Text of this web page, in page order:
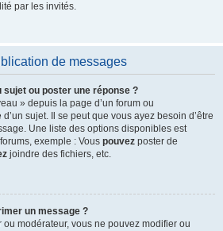
par les invités.
de messages
ou poster une réponse ?
» depuis la page d’un forum ou
sujet. Il se peut que vous ayez besoin d’être
Une liste des options disponibles est
exemple : Vous pouvez poster de
joindre des fichiers, etc.
un message ?
ou modérateur, vous ne pouvez modifier ou